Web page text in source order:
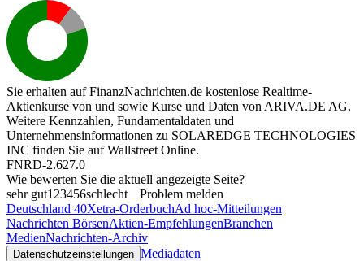
Sie erhalten auf FinanzNachrichten.de kostenlose Realtime-
Aktienkurse von und sowie Kurse und Daten von ARIVA.DE AG.
Weitere Kennzahlen, Fundamentaldaten und
Unternehmensinformationen zu SOLAREDGE TECHNOLOGIES
INC finden Sie aufWallstreet Online.
FNRD-2.627.0
Wie bewerten Sie die aktuell angezeigte Seite?
sehr gut1 23456schlecht
Problem melden
Deutschland 40Xetra-OrderbuchAd hoc-Mitteilungen
Nachrichten BörsenAktien-EmpfehlungenBranchen
MedienNachrichten-Archiv
Datenschutzeinstellungen Mediadaten